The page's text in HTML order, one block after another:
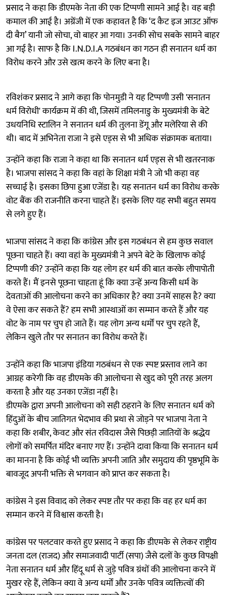
प्रसाद ने कहा कि डीएमके नेता की एक टिप्पणी सामने आई है। वह बड़ी
कमाल की आई है। अग्रेंजी में एक कहावत है कि ‘द कैट इज आउट ऑफ
दी बैग’ यानी जो सोचा, वो बाहर आ गया। उनकी सोच सबके सामने बाहर
आ गई है। साफ है कि I.N.D.I.A गठबंधन का गठन ही सनातन धर्म का
विरोध करने और उसे खत्म करने के लिए बना है।
रविशंकर प्रसाद ने आगे कहा कि पोनमुडी ने यह टिप्पणी उसी 'सनातन
धर्म विरोधी' कार्यक्रम में की थी, जिसमें तमिलनाडु के मुख्यमंत्री के बेटे
उधयनिधि स्टालिन ने सनातन धर्म की तुलना डेंगू और मलेरिया से की
थी। बाद में अभिनेता राजा ने इसे एड्स से भी अधिक संक्रामक बताया।
उन्होंने कहा कि राजा ने कहा था कि सनातन धर्म एड्स से भी खतरनाक
है। भाजपा सांसद ने कहा कि वहां के शिक्षा मंत्री ने जो भी कहा वह
सच्चाई है। इसका छिपा हुआ एजेंडा है। यह सनातन धर्म का विरोध करके
वोट बैंक की राजनीति करना चाहते हैं। इसके लिए यह सभी बहुत समय
से लगे हुए हैं।
भाजपा सांसद ने कहा कि कांग्रेस और इस गठबंधन से हम कुछ सवाल
पूछना चाहते हैं। क्या वहां के मुख्यमंत्री ने अपने बेटे के खिलाफ कोई
टिप्पणी की? उन्होंने कहा कि यह लोग हर धर्म की बात करके लीपापोती
करते हैं। मैं इनसे पूछना चाहता हूं कि क्या उन्हें अन्य किसी धर्म के
देवताओं की आलोचना करने का अधिकार है? क्या उनमें साहस है? क्या
वे ऐसा कर सकते हैं? हम सभी आस्थाओं का सम्मान करते हैं और यह
वोट के नाम पर चुप हो जाते हैं। यह लोग अन्य धर्मों पर चुप रहते हैं,
लेकिन खुले तौर पर सनातन का विरोध करते हैं।
उन्होंने कहा कि भाजपा इंडिया गठबंधन से एक स्पष्ट प्रस्ताव लाने का
आग्रह करेगी कि वह डीएमके की आलोचना से खुद को पूरी तरह अलग
करता है और यह उनका एजेंडा नहीं है।
डीएमके द्वारा अपनी आलोचना को सही ठहराने के लिए सनातन धर्म को
हिंदुओं के बीच जातिगत भेदभाव की प्रथा से जोड़ने पर भाजपा नेता ने
कहा कि शबीर, केवट और संत रविदास जैसे पिछड़ी जातियों के श्रद्धेय
लोगों को समर्पित मंदिर बनाए गए हैं। उन्होंने दावा किया कि सनातन धर्म
का मानना है कि कोई भी व्यक्ति अपनी जाति और समुदाय की पृष्ठभूमि के
बावजूद अपनी भक्ति से भगवान को प्राप्त कर सकता है।
कांग्रेस ने इस विवाद को लेकर स्पष्ट तौर पर कहा कि वह हर धर्म का
सम्मान करने में विश्वास करती है।
कांग्रेस पर पलटवार करते हुए प्रसाद ने कहा कि डीएमके से लेकर राष्ट्रीय
जनता दल (राजद) और समाजवादी पार्टी (सपा) जैसे दलों के कुछ विपक्षी
नेता सनातन धर्म और हिंदू धर्म से जुड़े पवित्र ग्रंथों की आलोचना करने में
मुखर रहे हैं, लेकिन क्या वे अन्य धर्मों और उनके पवित्र व्यक्तित्वों की